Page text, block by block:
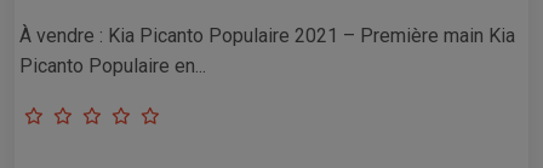
À vendre : Kia Picanto Populaire 2021 – Première main Kia
Picanto Populaire en...